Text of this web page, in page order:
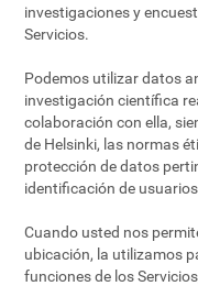
investigaciones y
Servicios.
Podemos utilizar datos
investigación científica
colaboración con ella,
de Helsinki, las normas
protección de datos
identificación de
Cuando usted nos
ubicación, la utilizamos
funciones de los